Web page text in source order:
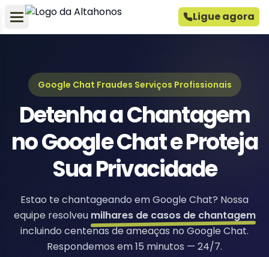
Ligue agora
Google Chat Fraudes Serviços Profissionais
Detenha a Chantagem
no Google Chat e Proteja
Sua Privacidade
Estao te chantageando em Google Chat? Nossa
equipe resolveu milhares de casos de chantagem
incluindo centenas de ameaças no Google Chat.
Respondemos em 15 minutos — 24/7.